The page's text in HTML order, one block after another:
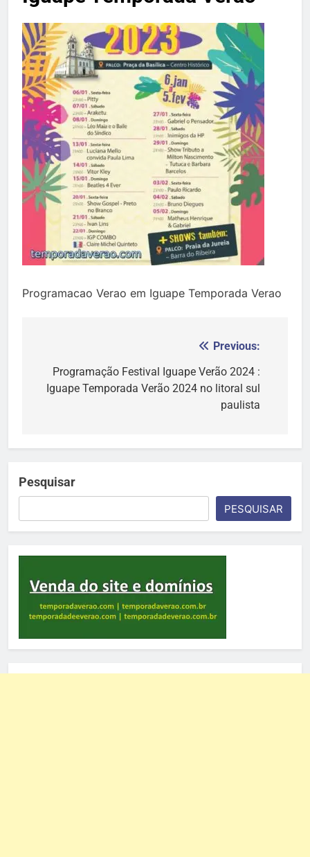
Programacao Verao em Iguape Temporada Verao
de
Post
Previous:
Programação Festival Iguape Verão 2024 :
Iguape Temporada Verão 2024 no litoral sul
paulista
Pesquisar
PESQUISAR